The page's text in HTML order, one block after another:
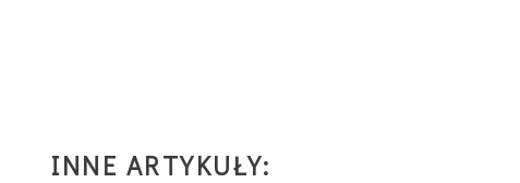
INNE ARTYKUŁY: